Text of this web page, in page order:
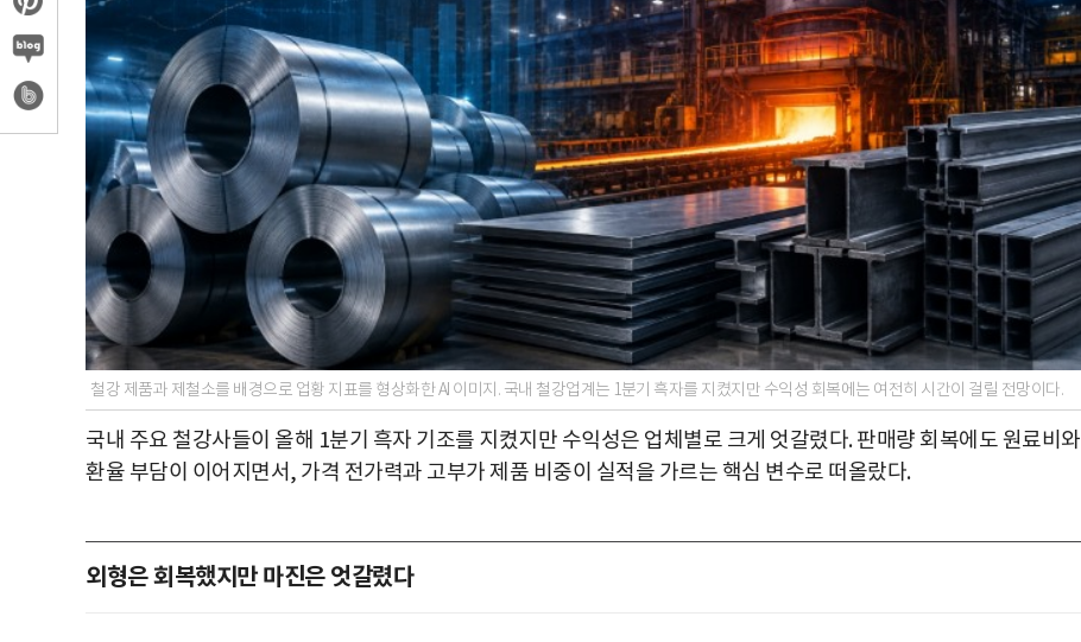
철강 제품과 제철소를 배경으로 업황 지표를 형상화한 AI 이미지. 국내 철강업계는 1분기 흑자를 지켰지만 수익성 회복에는 여전히 시간이 걸릴 전망이다.
국내 주요 철강사들이 올해 1분기 흑자 기조를 지켰지만 수익성은 업체별로 크게 엇갈렸다. 판매량 회복에도 원료비와
환율 부담이 이어지면서, 가격 전가력과 고부가 제품 비중이 실적을 가르는 핵심 변수로 떠올랐다.
외형은 회복했지만 마진은 엇갈렸다